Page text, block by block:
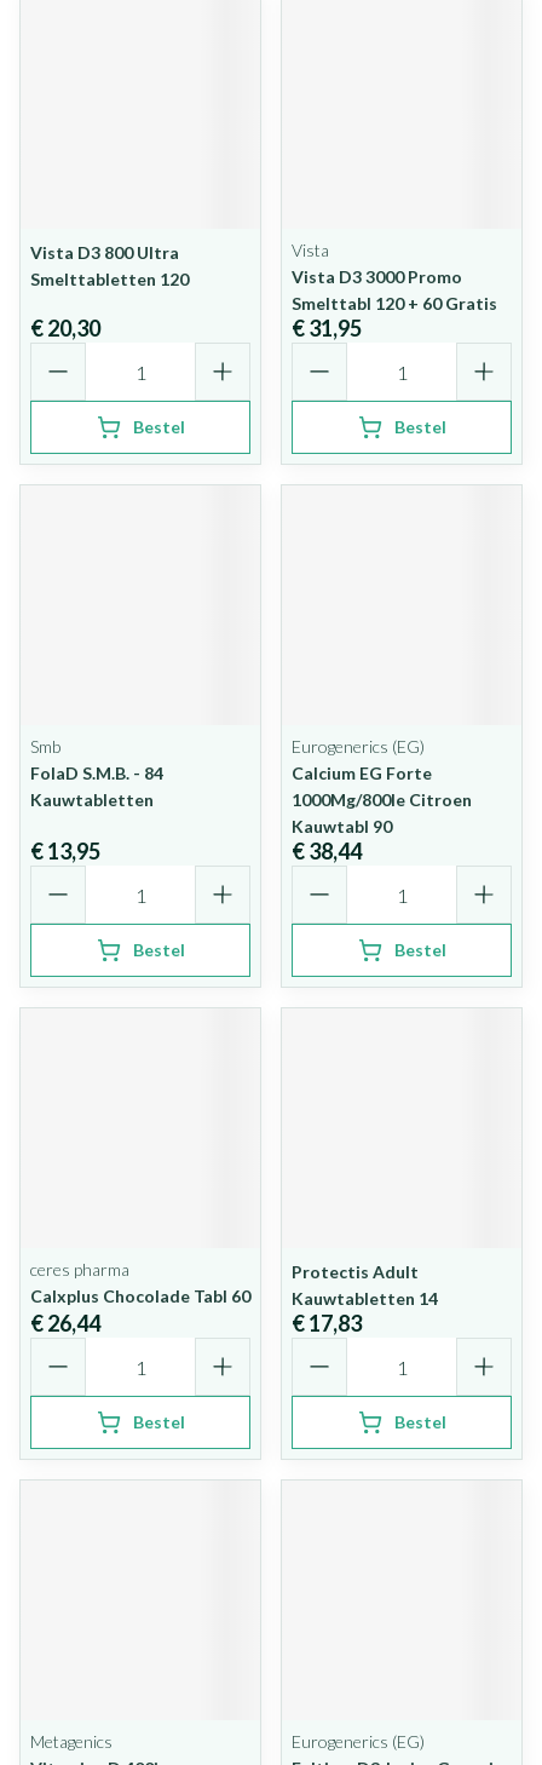
Vista D3 800 Ultra
Smelttabletten 120
€ 20,30
Bestel
Vista
Vista D3 3000 Promo
Smelttabl 120 + 60 Gratis
€ 31,95
Bestel
Smb
FolaD S.M.B. - 84
Kauwtabletten
€ 13,95
Bestel
Eurogenerics (EG)
Calcium EG Forte
1000Mg/800Ie Citroen
Kauwtabl 90
€ 38,44
Bestel
ceres pharma
Calxplus Chocolade Tabl 60
€ 26,44
Bestel
Protectis Adult
Kauwtabletten 14
€ 17,83
Bestel
Metagenics
Eurogenerics (EG)